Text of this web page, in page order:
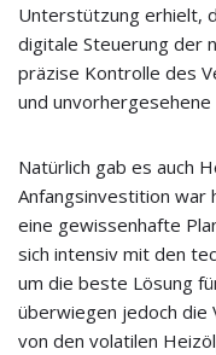
Unterstützung erhielt,
digitale Steuerung der
präzise Kontrolle des
und
Natürlich gab es auch
Anfangsinvestition war
eine gewissenhafte
sich intensiv mit den
um die beste Lösung
überwiegen jedoch die
von den volatilen